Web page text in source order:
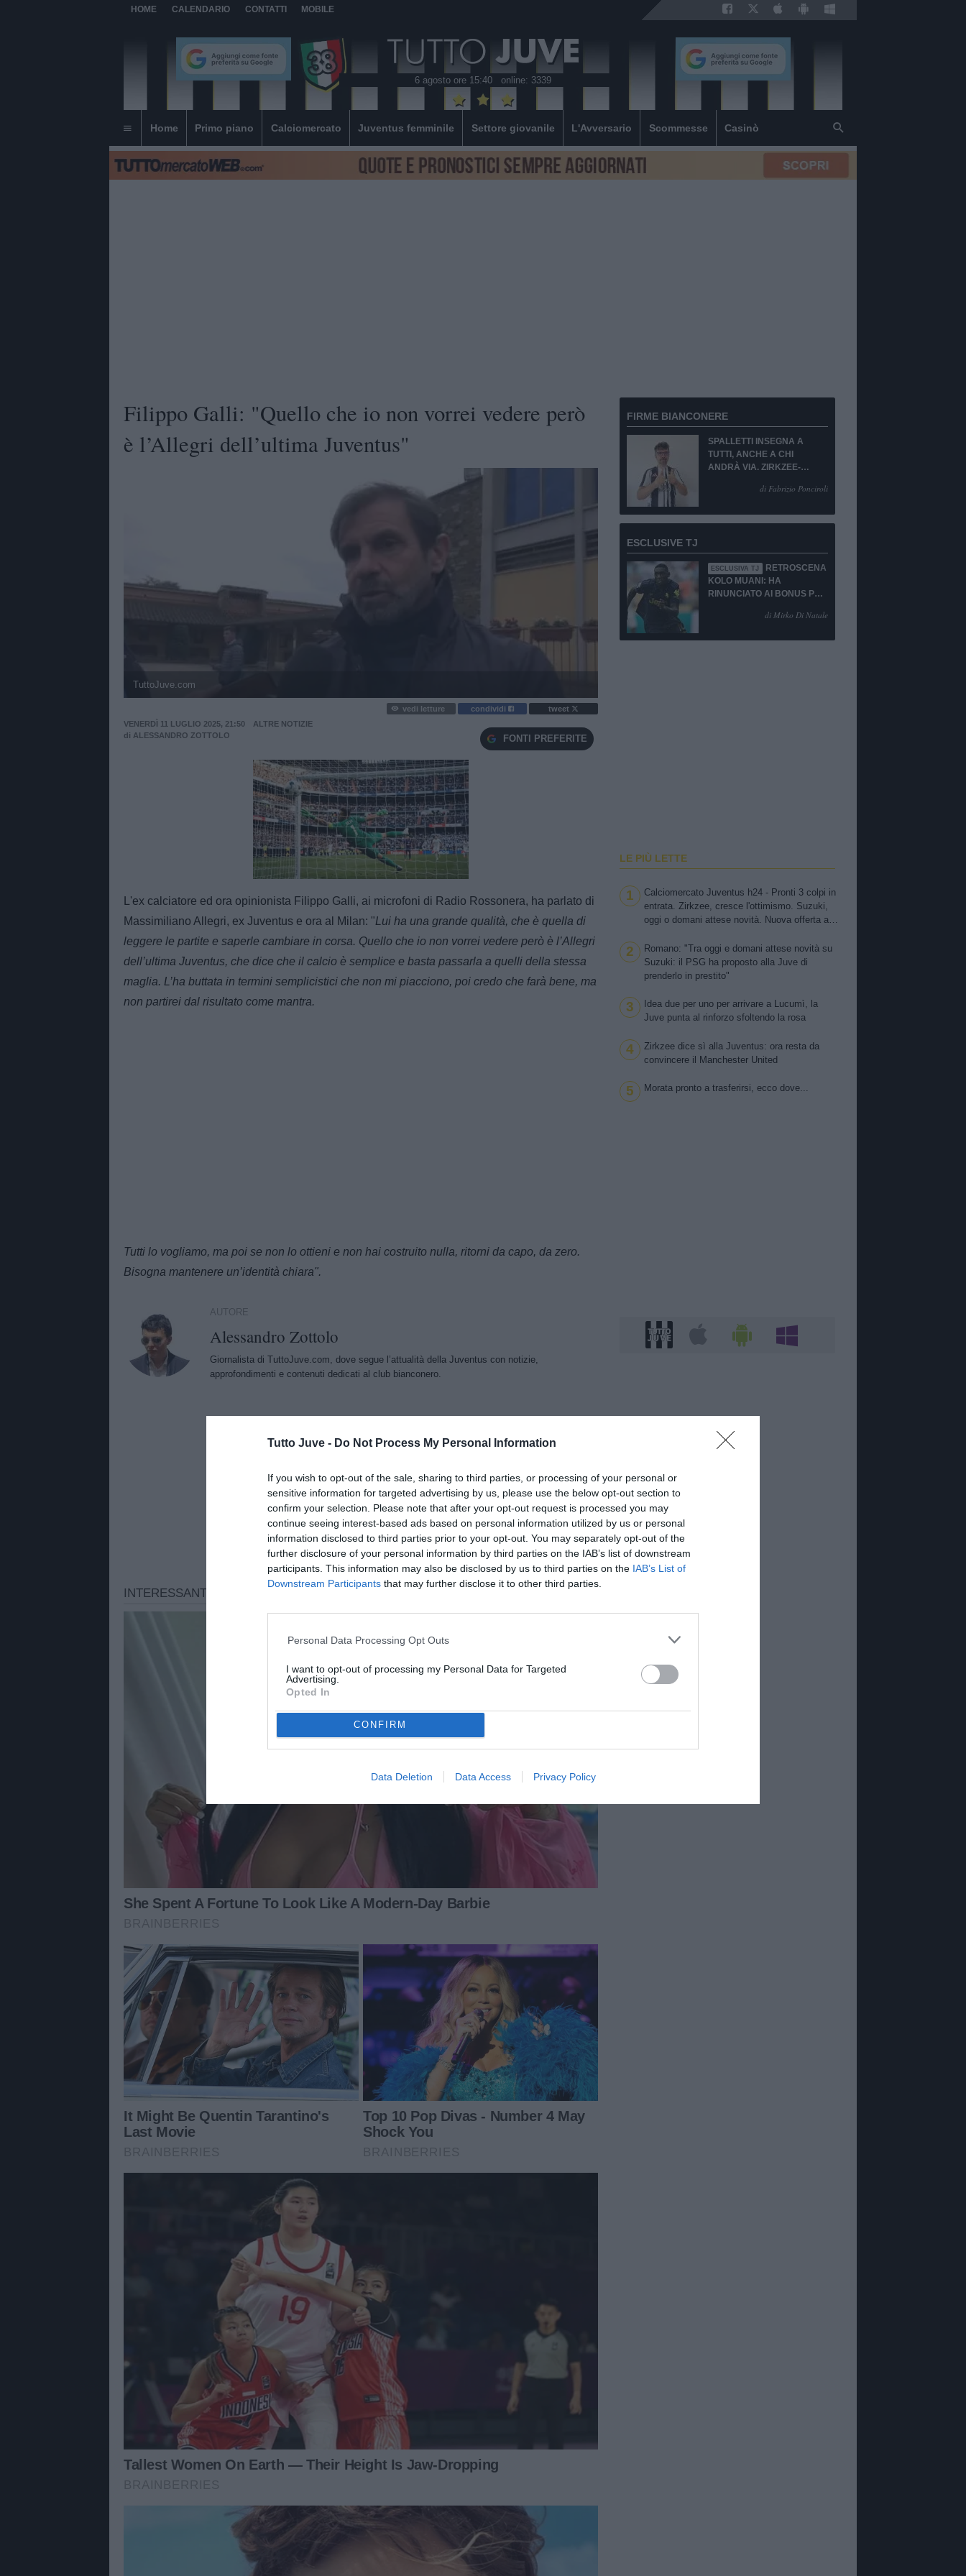
Tutto Juve - Do Not Process My Personal Information
If you wish to opt-out of the sale, sharing to third parties, or processing of your personal or
sensitive information for targeted advertising by us, please use the below opt-out section to
confirm your selection. Please note that after your opt-out request is processed you may
continue seeing interest-based ads based on personal information utilized by us or personal
information disclosed to third parties prior to your opt-out. You may separately opt-out of the
further disclosure of your personal information by third parties on the IAB’s list of downstream
participants. This information may also be disclosed by us to third parties on the IAB’s List of
Downstream Participants that may further disclose it to other third parties.
Personal Data Processing Opt Outs
I want to opt-out of processing my Personal Data for Targeted
Advertising.
Opted In
CONFIRM
Data Deletion Data Access Privacy Policy
HOME CALENDARIO CONTATTI MOBILE
6 agosto ore 15:40 online: 3339
Home Primo piano Calciomercato Juventus femminile Settore giovanile L'Avversario Scommesse Casinò
Filippo Galli: "Quello che io non vorrei vedere però
è l’Allegri dell’ultima Juventus"
TuttoJuve.com
vedi letture condividi
tweet
VENERDÌ 11 LUGLIO 2025, 21:50
ALTRE NOTIZIE
di ALESSANDRO ZOTTOLO FONTI PREFERITE
Loaded
100.00%
L'ex calciatore ed ora opinionista Filippo Galli, ai microfoni di Radio Rossonera, ha parlato di
Massimiliano Allegri, ex Juventus e ora al Milan: "Lui ha una grande qualità, che è quella di
leggere le partite e saperle cambiare in corsa. Quello che io non vorrei vedere però è l’Allegri
dell’ultima Juventus, che dice che il calcio è semplice e basta passarla a quelli della stessa
maglia. L’ha buttata in termini semplicistici che non mi piacciono, poi credo che farà bene, ma
non partirei dal risultato come mantra.
Tutti lo vogliamo, ma poi se non lo ottieni e non hai costruito nulla, ritorni da capo, da zero.
Bisogna mantenere un’identità chiara".
AUTORE
Alessandro Zottolo
Giornalista di TuttoJuve.com, dove segue l’attualità della Juventus con notizie,
approfondimenti e contenuti dedicati al club bianconero.
FIRME BIANCONERE
SPALLETTI INSEGNA A
TUTTI, ANCHE A CHI
ANDRÀ VIA. ZIRKZEE-
di Fabrizio Ponciroli
ESCLUSIVE TJ
ESCLUSIVA TJ
RETROSCENA
KOLO MUANI: HA
RINUNCIATO AI BONUS PUR
di Mirko Di Natale
LE PIÙ LETTE
1
Calciomercato Juventus h24 - Pronti 3 colpi in
entrata. Zirkzee, cresce l'ottimismo. Suzuki,
oggi o domani attese novità. Nuova offerta a
pista fredda. Balerdi resta nei radar. David in
bilico
2
Romano: "Tra oggi e domani attese novità su
Suzuki: il PSG ha proposto alla Juve di
prenderlo in prestito"
3
Idea due per uno per arrivare a Lucumì, la
Juve punta al rinforzo sfoltendo la rosa
4
Zirkzee dice sì alla Juventus: ora resta da
convincere il Manchester United
5 Morata pronto a trasferirsi, ecco dove...